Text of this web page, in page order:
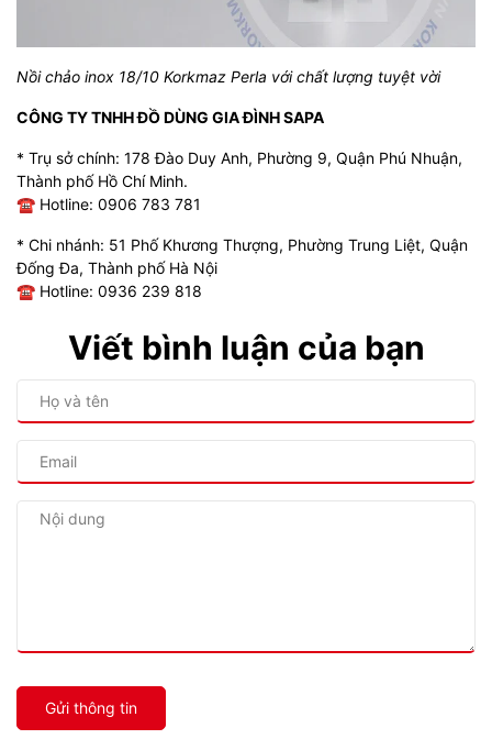
Nồi chảo inox 18/10 Korkmaz Perla với chất lượng tuyệt vời
CÔNG TY TNHH ĐỒ DÙNG GIA ĐÌNH SAPA
* Trụ sở chính: 178 Đào Duy Anh, Phường 9, Quận Phú Nhuận,
Thành phố Hồ Chí Minh.
☎ Hotline: 0906 783 781
* Chi nhánh: 51 Phố Khương Thượng, Phường Trung Liệt, Quận
Đống Đa, Thành phố Hà Nội
☎ Hotline: 0936 239 818
Viết bình luận của bạn
Gửi thông tin